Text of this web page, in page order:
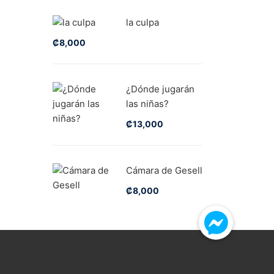
la culpa
₡8,000
¿Dónde jugarán
las niñas?
₡13,000
Cámara de Gesell
₡8,000